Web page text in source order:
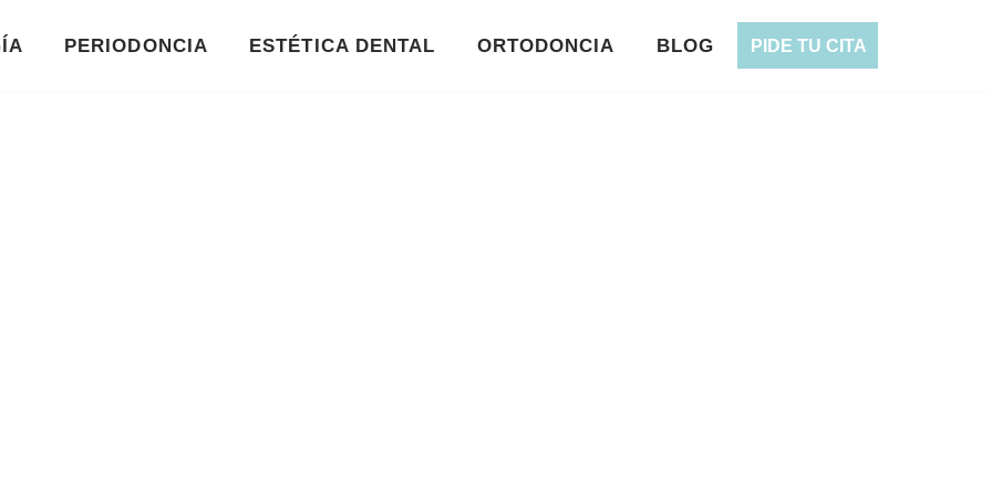
PERIODONCIA ESTÉTICA DENTAL ORTODONCIA BLOG PIDE TU CITA